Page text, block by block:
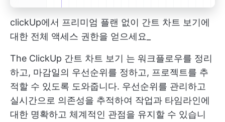
clickUp에서 프리미엄 플랜 없이 간트 차트 보기에
대한 전체 액세스 권한을 얻으세요_
The ClickUp 간트 차트 보기 는 워크플로우를 정리
하고, 마감일의 우선순위를 정하고, 프로젝트를 추
적할 수 있도록 도와줍니다. 우선순위를 관리하고
실시간으로 의존성을 추적하여 작업과 타임라인에
대한 명확하고 체계적인 관점을 유지할 수 있습니